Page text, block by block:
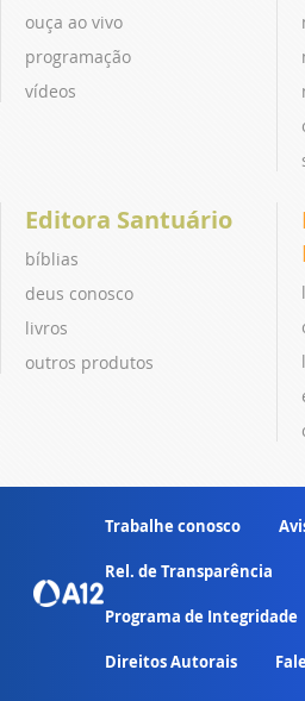
ouça ao vivo
programação
vídeos
Editora Santuário
bíblias
deus conosco
livros
outros produtos
Trabalhe conosco
Rel. de Transparência
Programa de Integridade
Direitos Autorais